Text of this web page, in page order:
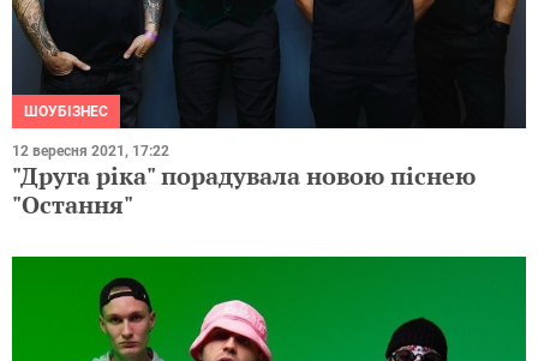
ШОУБІЗНЕС
12 вересня 2021, 17:22
"Друга ріка" порадувала новою піснею
"Остання"